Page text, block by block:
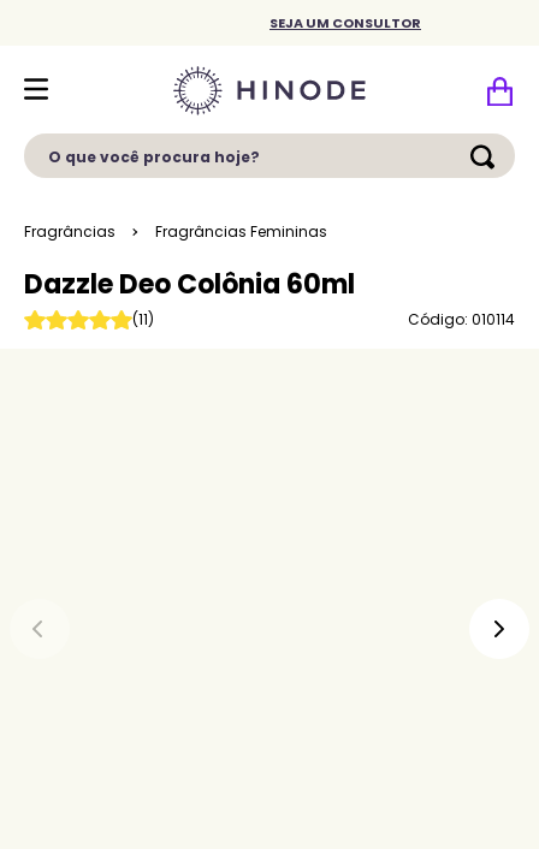
SEJA UM CONSULTOR
O que você procura hoje?
Fragrâncias Fragrâncias Femininas
Dazzle Deo Colônia 60ml
(11) Código: 010114